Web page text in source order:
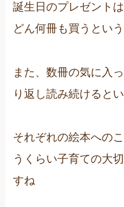
誕生日のプレゼント
どん何冊も買うとい
また、数冊の気に入
り返し読み続けると
それぞれの絵本への
うくらい子育ての大
すね